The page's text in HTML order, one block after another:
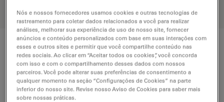
Technical Specs
Product Number 11556053
Nós e nossos fornecedores usamos cookies e outras tecnologias de
rastreamento para coletar dados relacionados a você para realizar
análises, melhorar sua experiência de uso de nosso site, fornecer
anúncios e conteúdo personalizados com base em suas interações com
esses e outros sites e permitir que você compartilhe conteúdo nas
redes sociais. Ao clicar em “Aceitar todos os cookies”, você concorda
com isso e com o compartilhamento desses dados com nossos
parceiros. Você pode alterar suas preferências de consentimento a
qualquer momento na seção “Configurações de Cookies” na parte
inferior do nosso site. Revise nosso Aviso de Cookies para saber mais
sobre nossas práticas.